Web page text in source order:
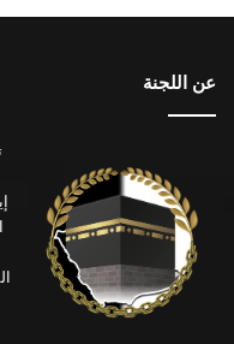
عن اللجنة